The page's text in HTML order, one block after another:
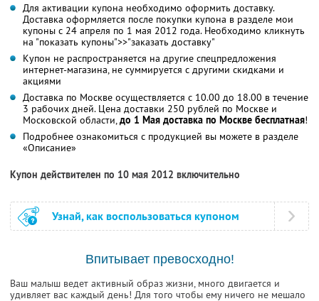
Для активации купона необходимо оформить доставку.
Доставка оформляется после покупки купона в разделе мои
купоны с 24 апреля по 1 мая 2012 года. Необходимо кликнуть
на "показать купоны">>"заказать доставку"
Купон не распространяется на другие спецпредложения
интернет-магазина, не суммируется с другими скидками и
акциями
Доставка по Москве осуществляется с 10.00 до 18.00 в течение
3 рабочих дней. Цена доставки 250 рублей по Москве и
Московской области,до 1 Мая доставка по Москве бесплатная!
Подробнее ознакомиться с продукцией вы можете в разделе
«Описание»
Купон действителен по 10 мая 2012 включительно
Узнай, как воспользоваться купоном
Впитывает превосходно!
Ваш малыш ведет активный образ жизни, много двигается и
удивляет вас каждый день! Для того чтобы ему ничего не мешало